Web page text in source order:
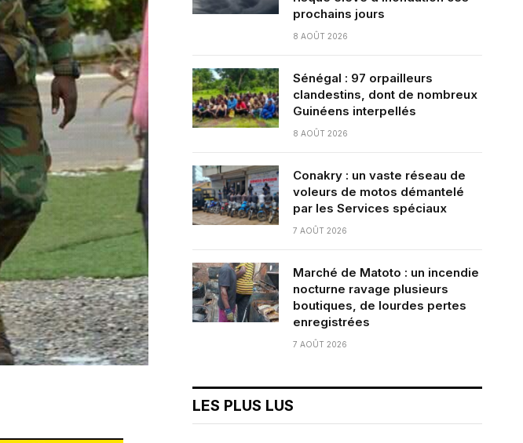
prochains jours
8 AOÛT 2026
Sénégal : 97 orpailleurs
clandestins, dont de nombreux
Guinéens interpellés
8 AOÛT 2026
Conakry : un vaste réseau de
voleurs de motos démantelé
par les Services spéciaux
7 AOÛT 2026
Marché de Matoto : un incendie
nocturne ravage plusieurs
boutiques, de lourdes pertes
enregistrées
7 AOÛT 2026
LES PLUS LUS